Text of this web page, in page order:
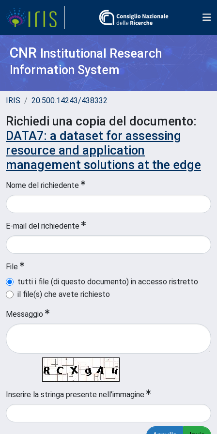
CNR Institutional Research
Information System
IRIS 20.500.14243/438332
Richiedi una copia del documento:
DATA7: a dataset for assessing
resource and application
management solutions at the edge
Nome del richiedente
E-mail del richiedente
File
tutti i file (di questo documento) in accesso ristretto
il file(s) che avete richiesto
Messaggio
Inserire la stringa presente nell'immagine